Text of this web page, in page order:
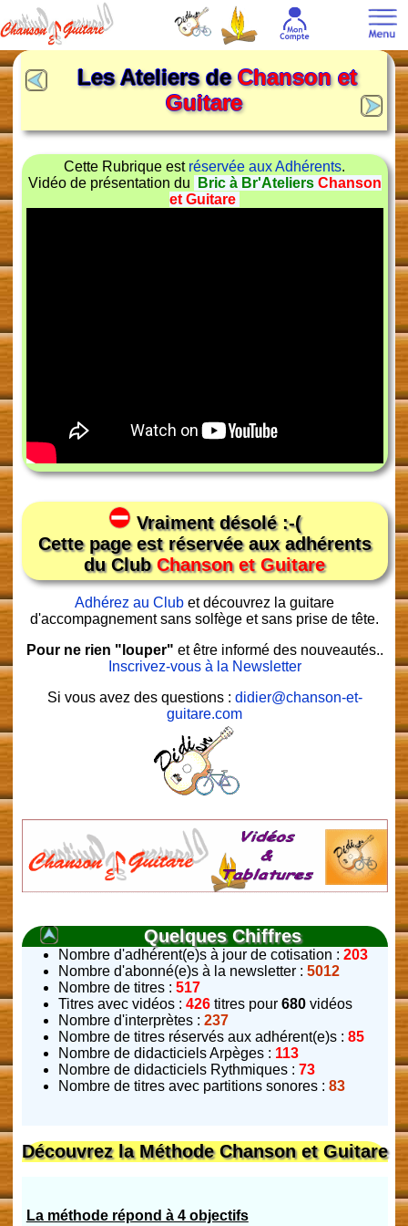
Les Ateliers deChanson et
Guitare
Cette Rubrique est réservée aux Adhérents.
Vidéo de présentation du
Bric à Br'Ateliers Chanson
et Guitare
Vraiment désolé :-(
Cette page est réservée aux adhérents
du ClubChanson et Guitare
Adhérez au Club et découvrez la guitare
d'accompagnement sans solfège et sans prise de tête.
Pour ne rien "louper" et être informé des nouveautés..
Inscrivez-vous à la Newsletter
Si vous avez des questions : didier@chanson-et-
guitare.com
Quelques Chiffres
Nombre d'adhérent(e)s à jour de cotisation : 203
Nombre d'abonné(e)s à la newsletter : 5012
Nombre de titres : 517
Titres avec vidéos : 426 titres pour 680 vidéos
Nombre d'interprètes : 237
Nombre de titres réservés aux adhérent(e)s : 85
Nombre de didacticiels Arpèges : 113
Nombre de didacticiels Rythmiques : 73
Nombre de titres avec partitions sonores : 83
Découvrez la Méthode Chanson et Guitare
La méthode répond à 4 objectifs